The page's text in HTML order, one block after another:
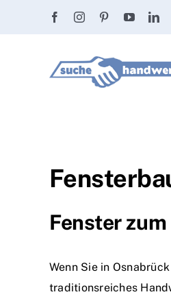
Fenster
Wenn Sie in
traditionsreiches